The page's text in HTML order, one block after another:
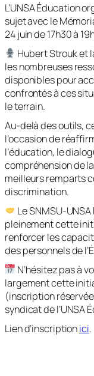
L’UNSA Éducation
sujet avec le
24 juin de 17h30 à
Hubert Strouk et
les nombreuses
disponibles pour
confrontés à ces
le terrain.
Au-delà des outils,
l’occasion de
l’éducation, le
compréhension de
meilleurs remparts
discrimination.
Le SNMSU-
pleinement cette
renforcer les
des personnels de
N’hésitez pas à
largement cette
(inscription
syndicat de l’UNSA
Lien d’inscriptionici.